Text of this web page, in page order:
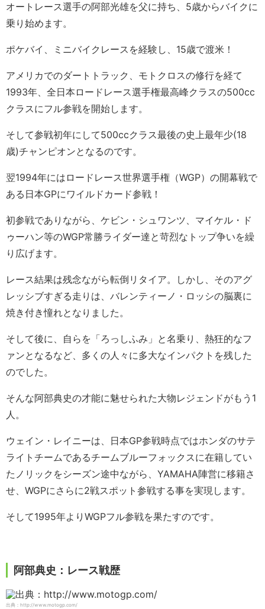
オートレース選手の阿部光雄を父に持ち、5歳からバイクに
乗り始めます。
ポケバイ、ミニバイクレースを経験し、15歳で渡米！
アメリカでのダートトラック、モトクロスの修行を経て
1993年、全日本ロードレース選手権最高峰クラスの500cc
クラスにフル参戦を開始します。
そして参戦初年にして500ccクラス最後の史上最年少(18
歳)チャンピオンとなるのです。
翌1994年にはロードレース世界選手権（WGP）の開幕戦で
ある日本GPにワイルドカード参戦！
初参戦でありながら、ケビン・シュワンツ、マイケル・ド
ゥーハン等のWGP常勝ライダー達と苛烈なトップ争いを繰
り広げます。
レース結果は残念ながら転倒リタイア。しかし、そのアグ
レッシブすぎる走りは、バレンティーノ・ロッシの脳裏に
焼き付き憧れとなりました。
そして後に、自らを「ろっしふみ」と名乗り、熱狂的なフ
ァンとなるなど、多くの人々に多大なインパクトを残した
のでした。
そんな阿部典史の才能に魅せられた大物レジェンドがもう1
人。
ウェイン・レイニーは、日本GP参戦時点ではホンダのサテ
ライトチームであるチームブルーフォックスに在籍してい
たノリックをシーズン途中ながら、YAMAHA陣営に移籍さ
せ、WGPにさらに2戦スポット参戦する事を実現します。
そして1995年よりWGPフル参戦を果たすのです。
阿部典史：レース戦歴
出典：http://www.motogp.com/